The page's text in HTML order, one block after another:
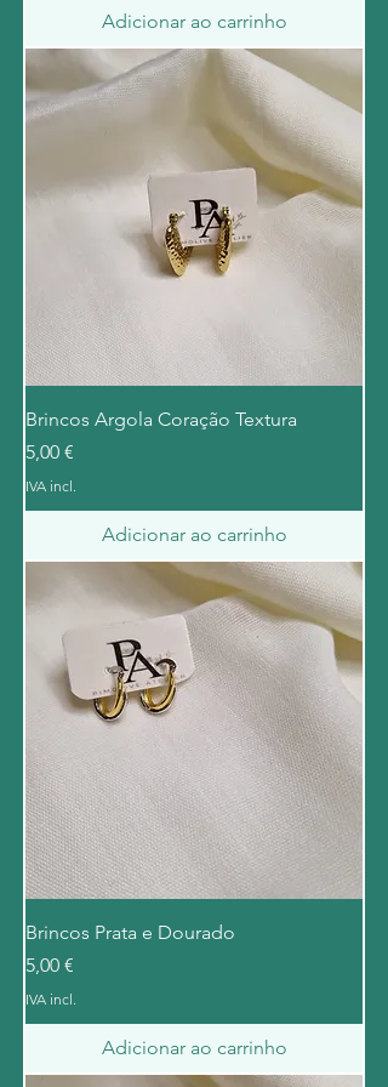
Adicionar ao carrinho
Brincos Argola Coração Textura
Preço
5,00 €
IVA incl.
Adicionar ao carrinho
Brincos Prata e Dourado
Preço
5,00 €
IVA incl.
Adicionar ao carrinho